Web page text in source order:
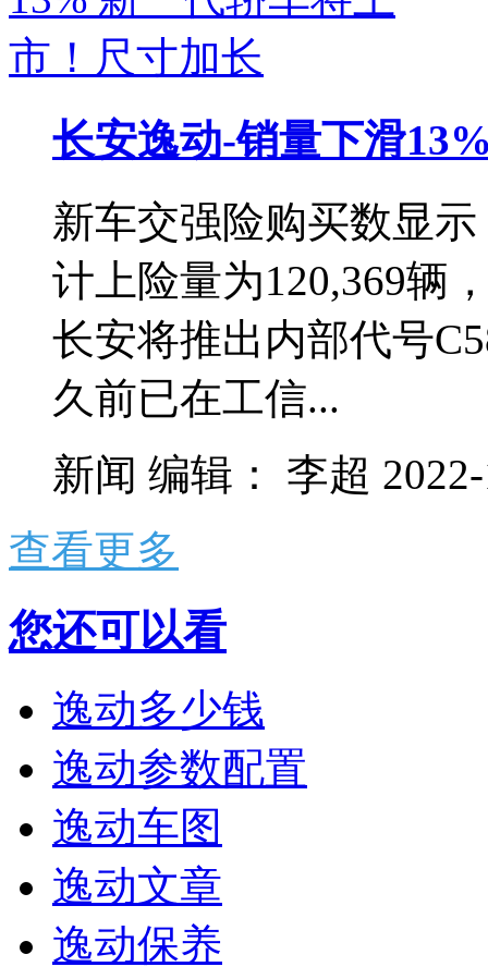
长安逸动-销量下滑
新车交强险购买数显
计上险量为120,369辆
长安将推出内部代号
久前已在工信...
新闻 编辑： 李超
查看更多
您还可以看
逸动多少钱
逸动参数配置
逸动车图
逸动文章
逸动保养